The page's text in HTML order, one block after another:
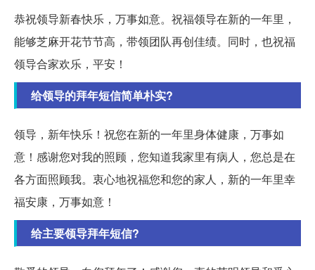
恭祝领导新春快乐，万事如意。祝福领导在新的一年里，
能够芝麻开花节节高，带领团队再创佳绩。同时，也祝福
领导合家欢乐，平安！
给领导的拜年短信简单朴实?
领导，新年快乐！祝您在新的一年里身体健康，万事如
意！感谢您对我的照顾，您知道我家里有病人，您总是在
各方面照顾我。衷心地祝福您和您的家人，新的一年里幸
福安康，万事如意！
给主要领导拜年短信?